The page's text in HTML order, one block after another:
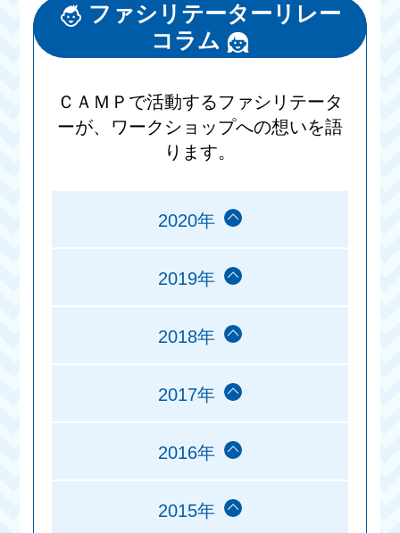
ファシリテーターリレー
コラム
ＣＡＭＰで活動するファシリテータ
ーが、ワークショップへの想いを語
ります。
2020年
2019年
2018年
2017年
2016年
2015年